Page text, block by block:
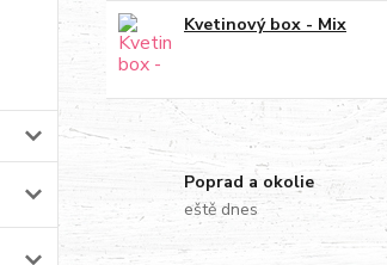
Kvetinový box - Mix
Poprad a okolie
eště dnes